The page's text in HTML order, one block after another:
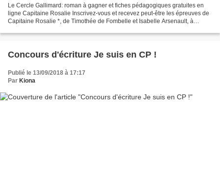
Le Cercle Gallimard: roman à gagner et fiches pédagogiques gratuites en
ligne Capitaine Rosalie Inscrivez-vous et recevez peut-être les épreuves de
Capitaine Rosalie *, de Timothée de Fombelle et Isabelle Arsenault, à
Concours d'écriture Je suis en CP !
Publié le 13/09/2018 à 17:17
Par Kiona